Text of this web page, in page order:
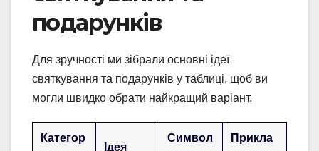
подарунків
Для зручності ми зібрали основні ідеї
святкування та подарунків у таблиці, щоб ви
могли швидко обрати найкращий варіант.
Категор
Ідея
Символ
Прикла